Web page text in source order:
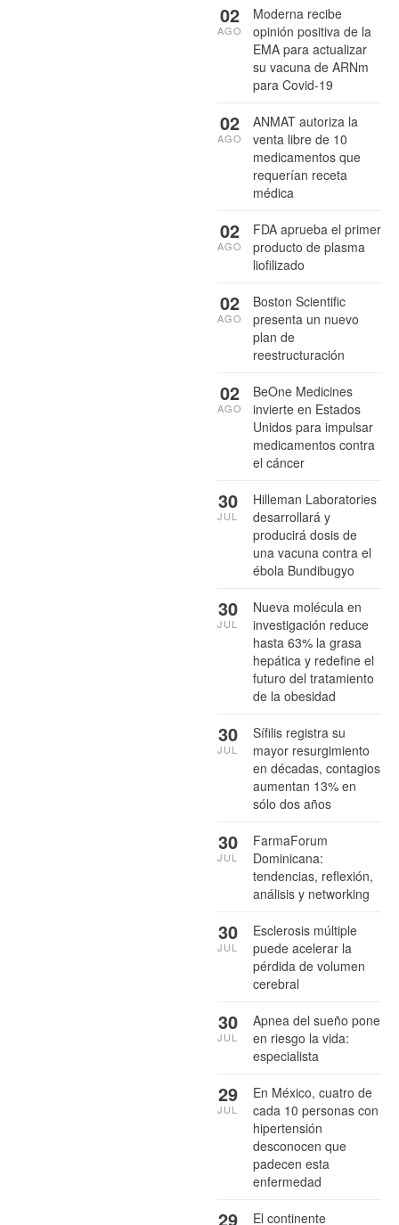
Moderna recibe
opinión positiva de la
EMA para actualizar
su vacuna de ARNm
para Covid-19
02
AGO
ANMAT autoriza la
venta libre de 10
medicamentos que
requerían receta
médica
02
AGO
FDA aprueba el primer
producto de plasma
liofilizado
02
AGO
Boston Scientific
presenta un nuevo
plan de
reestructuración
02
AGO
BeOne Medicines
invierte en Estados
Unidos para impulsar
medicamentos contra
el cáncer
02
AGO
Hilleman Laboratories
desarrollará y
producirá dosis de
una vacuna contra el
ébola Bundibugyo
30
JUL
Nueva molécula en
investigación reduce
hasta 63% la grasa
hepática y redefine el
futuro del tratamiento
de la obesidad
30
JUL
Sífilis registra su
mayor resurgimiento
en décadas, contagios
aumentan 13% en
sólo dos años
30
JUL
FarmaForum
Dominicana:
tendencias, reflexión,
análisis y networking
30
JUL
Esclerosis múltiple
puede acelerar la
pérdida de volumen
cerebral
30
JUL
Apnea del sueño pone
en riesgo la vida:
especialista
30
JUL
En México, cuatro de
cada 10 personas con
hipertensión
desconocen que
padecen esta
enfermedad
29
JUL
El continente
29